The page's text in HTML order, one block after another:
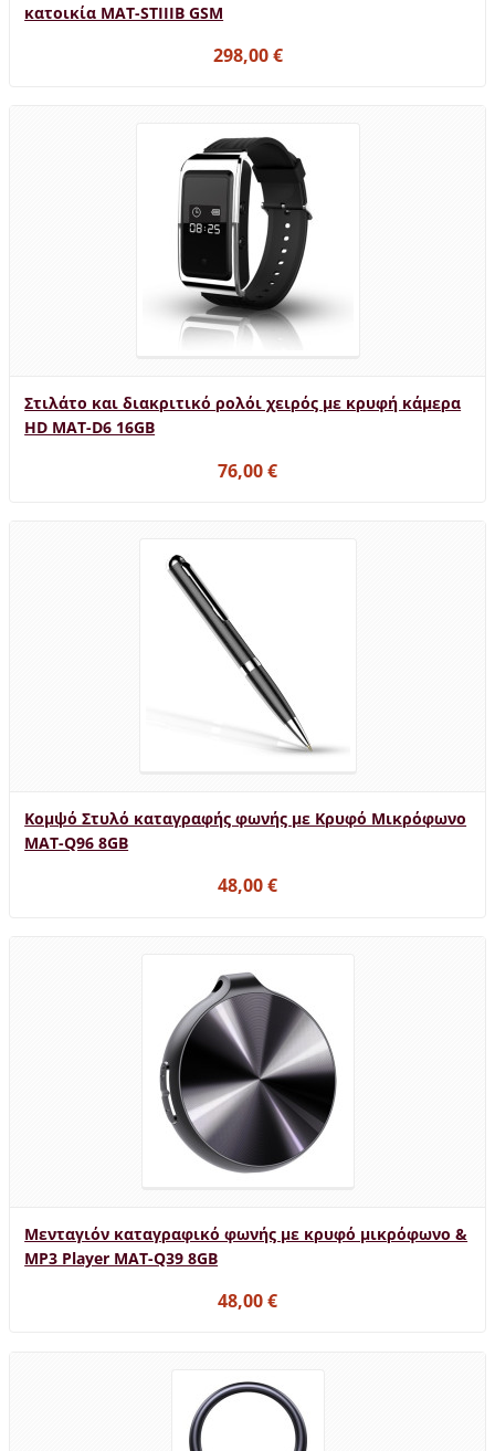
κατοικία MAT-STIIIB GSM
298,00 €
Στιλάτο και διακριτικό ρολόι χειρός με κρυφή κάμερα
HD MAT-D6 16GB
76,00 €
Κομψό Στυλό καταγραφής φωνής με Κρυφό Μικρόφωνο
MAT-Q96 8GB
48,00 €
Μενταγιόν καταγραφικό φωνής με κρυφό μικρόφωνο &
MP3 Player MAT-Q39 8GB
48,00 €